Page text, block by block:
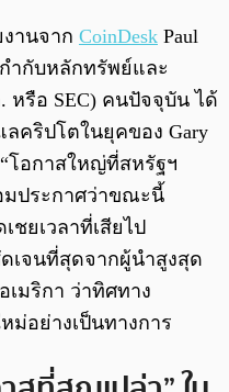
งานจาก CoinDesk Paul
ำกับหลักทรัพย์และ
รือ SEC) คนปัจจุบัน ได้
คริปโตในยุคของ Gary
โอกาสใหญ่ที่สหรัฐฯ
มประกาศว่าขณะนี้
ชยเวลาที่เสียไป
จนที่สุดจากผู้นำสูงสุด
มริกา ว่าทิศทาง
ม่อย่างเป็นทางการ